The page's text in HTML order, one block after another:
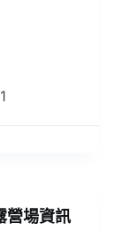
營場資訊